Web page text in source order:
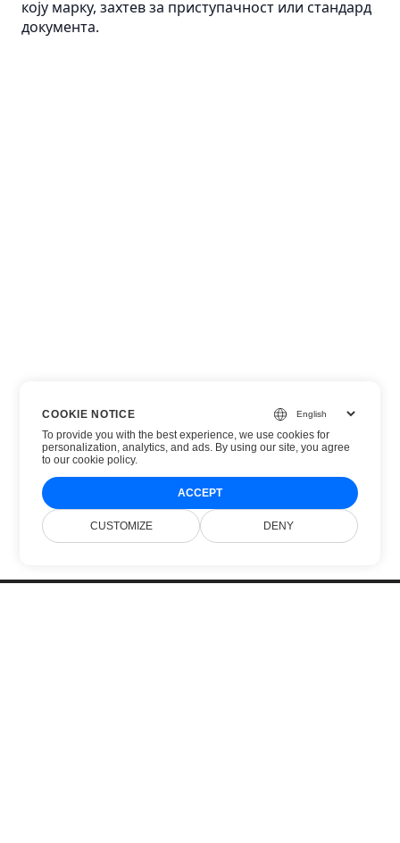
коју марку, захтев за приступачност или стандард
документа.
COOKIE NOTICE
To provide you with the best experience, we use cookies for
personalization, analytics, and ads. By using our site, you agree
toour cookie policy.
ACCEPT
CUSTOMIZE DENY